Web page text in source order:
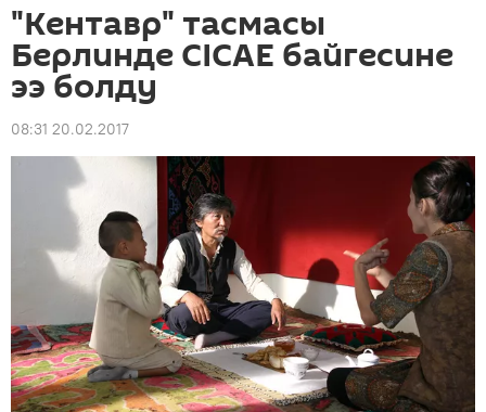
"Кентавр" тасмасы
Берлинде CICAE байгесине
ээ болду
08:31 20.02.2017